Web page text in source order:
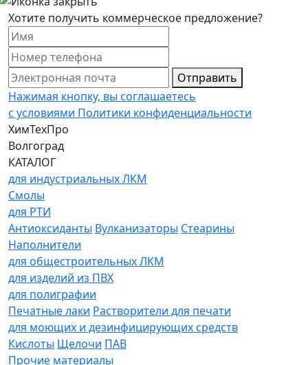
Хотите получить коммерческое предложение?
Отправить
Нажимая кнопку, вы соглашаетесь
с условиями Политики конфиденциальности
ХимТехПро
Волгоград
КАТАЛОГ
для индустриальных ЛКМ
Смолы
для РТИ
Антиоксиданты Вулканизаторы Стеарины
Наполнители
для общестроительных ЛКМ
для изделий из ПВХ
для полиграфии
Печатные лаки Растворители для печати
для моющих и дезинфицирующих средств
Кислоты Щелочи ПАВ
Прочие материалы